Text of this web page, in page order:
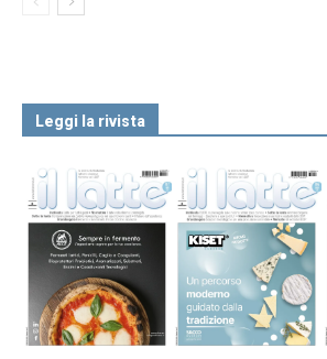
Leggi la rivista